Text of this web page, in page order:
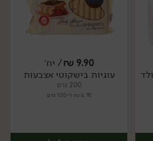
יח׳
9.90
₪/ יח׳
עוגיות בישקוטי אצבעות
200 גרם
4.95 ₪ ל-100 גרם